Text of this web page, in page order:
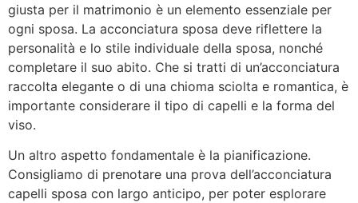
giusta per il matrimonio è un elemento essenziale per
ogni sposa. La acconciatura sposa deve riflettere la
personalità e lo stile individuale della sposa, nonché
completare il suo abito. Che si tratti di un’acconciatura
raccolta elegante o di una chioma sciolta e romantica, è
importante considerare il tipo di capelli e la forma del
viso.
Un altro aspetto fondamentale è la pianificazione.
Consigliamo di prenotare una prova dell’acconciatura
capelli sposa con largo anticipo, per poter esplorare